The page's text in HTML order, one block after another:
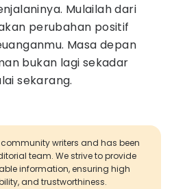
Mulailah dari
perubahan positif
Masa depan
bukan lagi sekadar
sekarang.
writers and has been
team. We strive to provide
information, ensuring high
and trustworthiness.